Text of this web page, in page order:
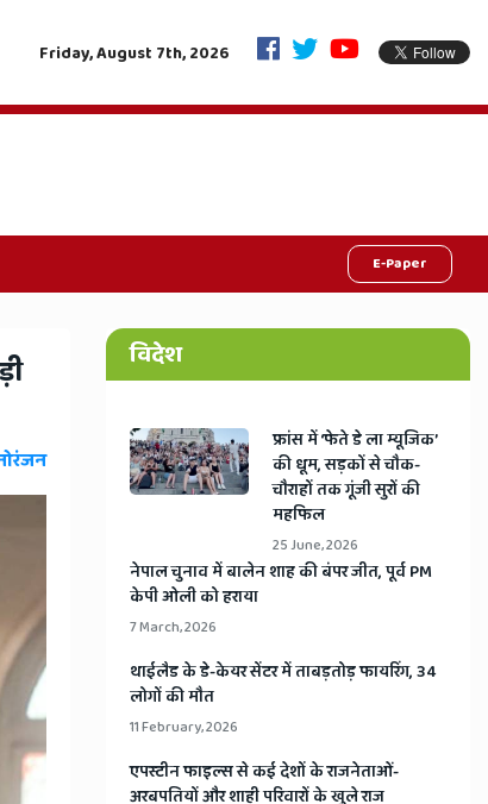
मतदान से ही मजबूत होगा देश "6 महीने सिर्फ मां का दूध, नो
Friday, August 7th, 2026
E-Paper
विदेश
​फ्रांस में ‘फेते डे ला म्यूजिक’
की धूम, सड़कों से चौक-
चौराहों तक गूंजी सुरों की
महफिल
25 June, 2026
​नेपाल चुनाव में बालेन शाह की बंपर जीत, पूर्व PM
केपी ओली को हराया
7 March, 2026
​थाईलैड के डे-केयर सेंटर में ताबड़तोड़ फायरिंग, 34
लोगों की मौत
11 February, 2026
​एपस्टीन फाइल्स से कई देशों के राजनेताओं-
अरबपतियों और शाही परिवारों के खुले राज